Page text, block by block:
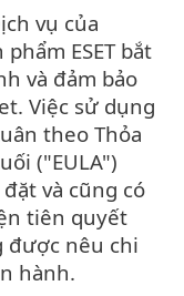
vụ của
ESET bắt
và đảm bảo
Việc sử dụng
theo Thỏa
("EULA")
và cũng có
tiên quyết
được nêu chi
hành.